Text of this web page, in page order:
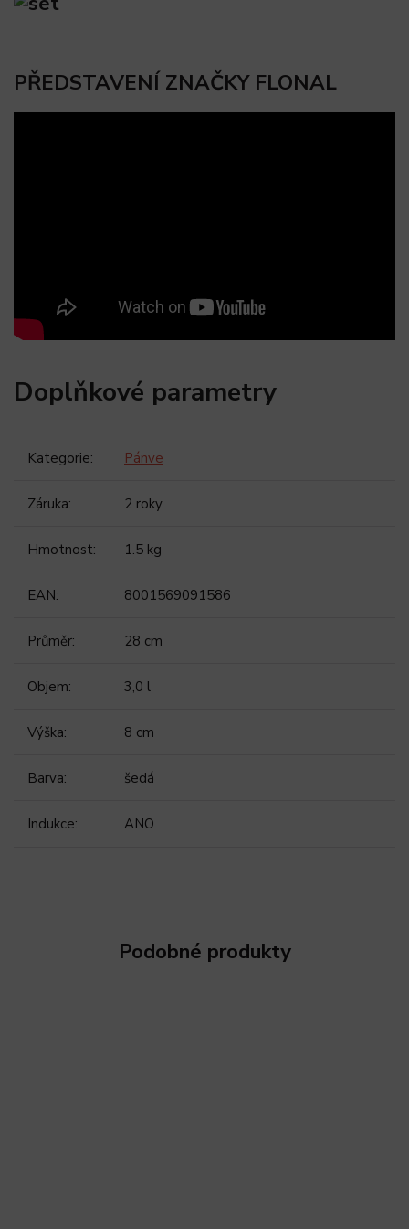
PŘEDSTAVENÍ ZNAČKY FLONAL
Doplňkové parametry
Kategorie: Pánve
Záruka: 2 roky
Hmotnost: 1.5 kg
EAN: 8001569091586
Průměr: 28 cm
Objem: 3,0 l
Výška: 8 cm
Barva: šedá
Indukce: ANO
Podobné produkty